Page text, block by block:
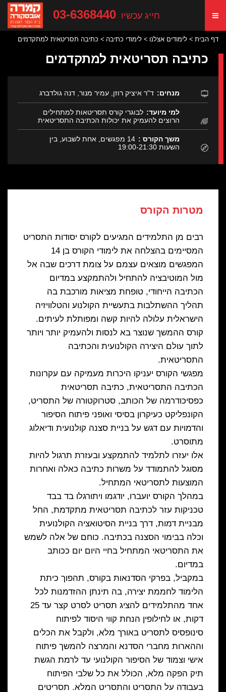
03-6368440 חייג עכשיו
דף הבית לימודים אצלנו לימודי כתיבה כתיבה תסריטאית למתקדמים
כתיבה תסריטאית למתקדמים
מנחים: ד"ר איציק רוזן, עמיר מנור, דנה גולדברג
למי מיועד: לבוגרי קורס תסריטאות למתחילים
הרוצים להעמיק את יכולות הכתיבה התסריטאית
משך הקורס :
14 מפגשים, אחת לשבוע, בין
השעות 19:00-21:30
מטרות הקורס
רבים מן התלמידים המגיעים לקורס יסודות התסריט
המסיימים בהצלחה את לימודי הקורס בן 14
המפגשים מוצאים עצמם על צומת דרכים שבה אל
מול המוטיבציה להתחיל ולהתמקצע במדיום
הכתיבה הייחודי, טופחת מציאות מורכבת בה
תהליך ההשתלבות בתעשיית הקולנוע והטלוויזיה
הישראלית עלולה להיות קשה ומפותלת לעיתים.
קורס ההמשך שנוצר בא לנסות ולהעמיק יותר ויותר
לתוך עולם היצירה הקולנועית והכתיבה
התסריטאית.
מפגשי הקורס יעניקו היכרות מעמיקה עם עקרונות
הכתיבה התסריטאית, כתיבה תסריטאית
כפסיכודרמה של הכותב, סטרוקטורה של התסריט,
הקונפליקט כעיקרון בסיסי ואופני פיתוח הסיפור
והדמויות עם דגש על בניית סצנה קולנועית ודיאלוג
מתוסרט.
אלו יעזרו לתלמיד להתמקצע ובעזרת תרגול להיות
מסוגל להתמודד על משרות כתיבה כאלה ואחרות
המוצעות לתסריטאי המתחיל.
במהלך הקורס יועברו, יודגמו ויתורגלו בד בבד
טכניקות עזר לכתיבה תסריטאית מתקדמת, החל
מבניית דמות, דרך בניית הסיטואציה הקולנועית
וכלה בבימוי הסצנה בכתיבה. כוחם של אלה לשמש
את התסריטאי המתחיל בחיי היום יום ככותב
במדיום.
במקביל, בפרקי הסדנאות בקורס, תהפוך כיתת
הלימוד לחממת יצירה, בה תינתן ההזדמנות לכל
אחד מהתלמידים להציג תסריט לסרט קצר עד 25
דקות, או לחילופין הנחת קווי היסוד לפיתוח
סינופסיס לתסריט באורך מלא, ולקבל את הכלים
וההארות מחברי הסדנא והמרצה להמשך פיתוח
אישי וצמוד של הסיפור הקולנועי עד לרמת הגשת
תיק הפקה מלא, הכולל את כל שלבי הפיתוח
בעבודה על התסריט והתסריט המלא. תסריטים